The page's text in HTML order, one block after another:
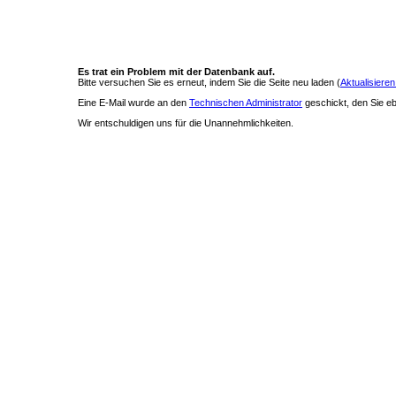
Es trat ein Problem mit der Datenbank auf.
Bitte versuchen Sie es erneut, indem Sie die Seite neu laden (
Eine E-Mail wurde an den Technischen Administrator geschickt, den Sie
Wir entschuldigen uns für die Unannehmlichkeiten.